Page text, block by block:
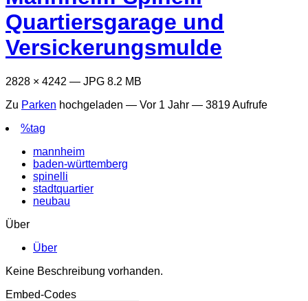
Quartiersgarage und
Versickerungsmulde
2828 × 4242 — JPG 8.2 MB
Zu Parken hochgeladen — Vor 1 Jahr — 3819 Aufrufe
%tag
mannheim
baden-württemberg
spinelli
stadtquartier
neubau
Über
Über
Keine Beschreibung vorhanden.
Embed-Codes